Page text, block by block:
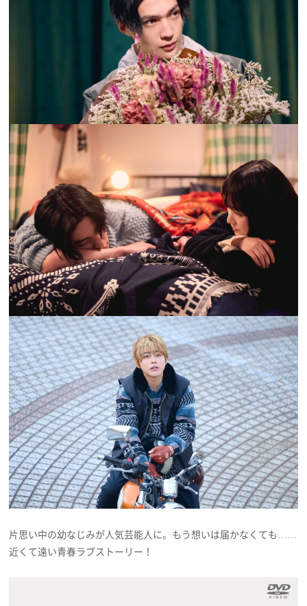
片思い中の幼なじみが人気芸能人に。もう想いは届かなくても……
近くて遠い青春ラブストーリー！